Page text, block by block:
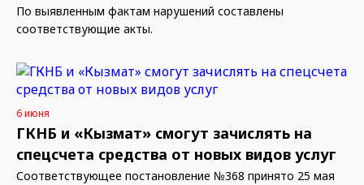
По выявленным фактам нарушений составлены
соответствующие акты.
6 июня
ГКНБ и «Кызмат» смогут зачислять на
спецсчета средства от новых видов услуг
Соответствующее постановление №368 принято 25 мая